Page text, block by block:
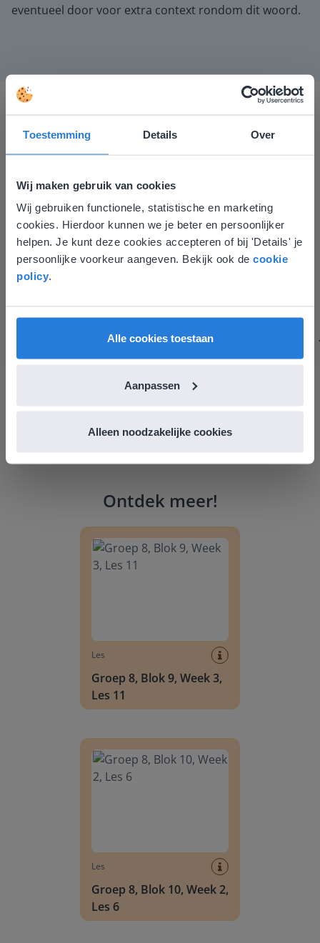
Toestemming Details Over
Wij maken gebruik van cookies
Wij gebruiken functionele, statistische en marketing
cookies. Hierdoor kunnen we je beter en persoonlijker
helpen. Je kunt deze cookies accepteren of bij 'Details' je
persoonlijke voorkeur aangeven. Bekijk ook de cookie
policy.
Alle cookies toestaan
Aanpassen
Alleen noodzakelijke cookies
eventueel door voor extra context rondom dit woord.
groot pluspunt van Gynzy. Datzelfde geldt voor het
luisteren naar suggesties, het open karakter en de
informatievoorziening via de website. Ik kan niets ter
verbetering noemen.
Tamara Alkemade
Margrietschool
Ontdek meer!
Les
Groep 8, Blok 9, Week 3,
Les 11
Les
Groep 8, Blok 10, Week 2,
Les 6
Deze website komt niet
overeen met je locatie
Gezien je locatie, denken we dat je misschien
liever naar de website voor English gaat. Hier
English
Nederland